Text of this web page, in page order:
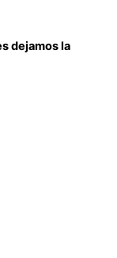
dejamos la